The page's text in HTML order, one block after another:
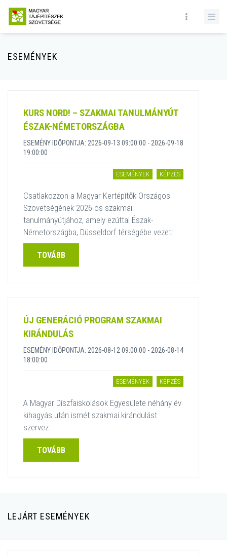
ESEMÉNYEK
KURS NORD! – SZAKMAI TANULMÁNYÚT
ÉSZAK-NÉMETORSZÁGBA
ESEMÉNY IDŐPONTJA: 2026-09-13 09:00:00 - 2026-09-18
19:00:00
ESEMÉNYEK KÉPZÉS
Csatlakozzon a Magyar Kertépítők Országos
Szövetségének 2026-os szakmai
tanulmányútjához, amely ezúttal Észak-
Németországba, Düsseldorf térségébe vezet!
TOVÁBB
ÚJ GENERÁCIÓ PROGRAM SZAKMAI
KIRÁNDULÁS
ESEMÉNY IDŐPONTJA: 2026-08-12 09:00:00 - 2026-08-14
18:00:00
ESEMÉNYEK KÉPZÉS
A Magyar Díszfaiskolások Egyesülete néhány év
kihagyás után ismét szakmai kirándulást
szervez.
TOVÁBB
LEJÁRT ESEMÉNYEK